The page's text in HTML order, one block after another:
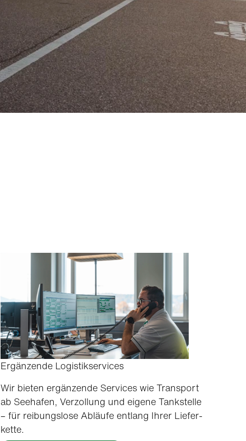
Ergänzende Logistikservices
Wir bieten ergänzende Ser­vices wie Trans­port
ab See­hafen, Ver­zol­lung und eigene Tankstelle
– für rei­bungslose Abläufe ent­lang Ihrer Liefer­
kette.